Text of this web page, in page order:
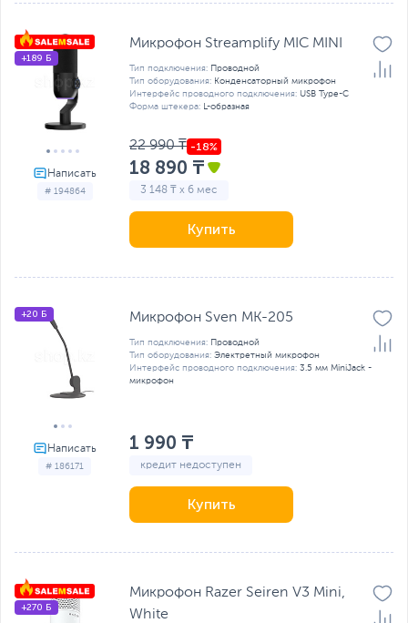
# 194864
+189 Б
Микрофон Streamplify MIC MINI
Тип подключения: Проводной
Тип оборудования: Конденсаторный микрофон
Интерфейс проводного подключения: USB Type-C
Форма штекера:
L-образная
22 990 ₸
18 890 ₸
3 148 ₸ x 6 мес
Купить
# 186171
+20 Б Микрофон Sven MK-205
Тип подключения: Проводной
Тип оборудования: Электретный микрофон
Интерфейс проводного подключения: 3.5 мм MiniJack -
микрофон
1 990 ₸
кредит недоступен
Купить
+270 Б
Микрофон Razer Seiren V3 Mini,
White